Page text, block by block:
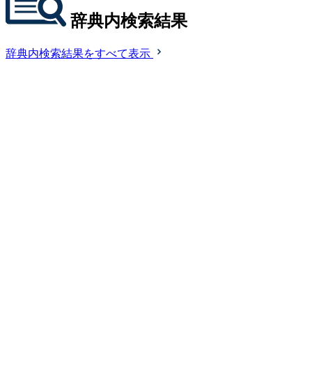
辞典内検索結果
辞典内検索結果をすべて表示